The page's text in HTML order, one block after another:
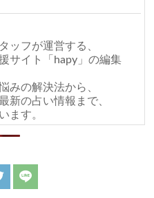
ッフが運営する、
サイト「hapy」の編集
みの解決法から、
新の占い情報まで、
ます。